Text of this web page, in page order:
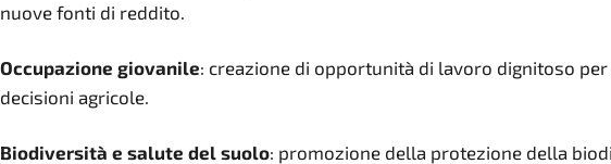
nuove fonti di reddito.
Occupazione giovanile: creazione di opportunità di lavoro dignitoso
decisioni agricole.
Biodiversità e salute del suolo: promozione della protezione della